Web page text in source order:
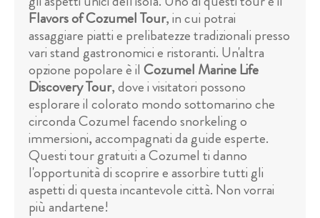
Flavors of Cozumel Tour, in cui potrai
assaggiare piatti e prelibatezze tradizionali presso
vari stand gastronomici e ristoranti. Un'altra
opzione popolare è il Cozumel Marine Life
Discovery Tour, dove i visitatori possono
esplorare il colorato mondo sottomarino che
circonda Cozumel facendo snorkeling o
immersioni, accompagnati da guide esperte.
Questi tour gratuiti a Cozumel ti danno
l'opportunità di scoprire e assorbire tutti gli
aspetti di questa incantevole città. Non vorrai
più andartene!